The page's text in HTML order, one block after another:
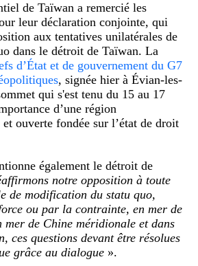
de Taïwan a remercié les
leur déclaration conjointe, qui
aux tentatives unilatérales de
dans le détroit de Taïwan. La
d’État et de gouvernement du G7
, signée hier à Évian-les-
qui s'est tenu du 15 au 17
d’une région
ouverte fondée sur l’état de droit
également le détroit de
notre opposition à toute
de modification du statu quo,
ou par la contrainte, en mer de
mer de Chine méridionale et dans
ces questions devant être résolues
grâce au dialogue ».